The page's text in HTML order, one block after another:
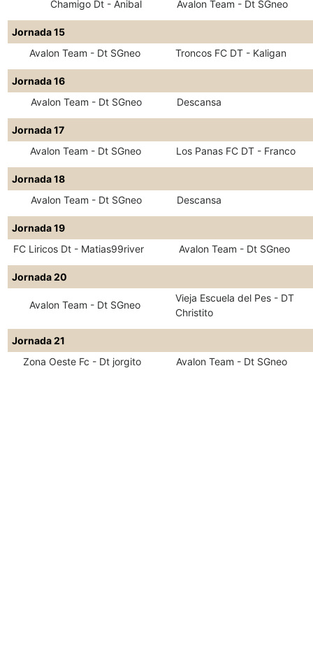
Chamigo Dt - Anibal
Avalon Team - Dt SGneo
Jornada 15
Avalon Team - Dt SGneo
Troncos FC DT - Kaligan
Jornada 16
Avalon Team - Dt SGneo
Descansa
Jornada 17
Avalon Team - Dt SGneo
Los Panas FC DT - Franco
Jornada 18
Avalon Team - Dt SGneo
Descansa
Jornada 19
FC Liricos Dt - Matias99river
Avalon Team - Dt SGneo
Jornada 20
Avalon Team - Dt SGneo
Vieja Escuela del Pes - DT
Christito
Jornada 21
Zona Oeste Fc - Dt jorgito
Avalon Team - Dt SGneo